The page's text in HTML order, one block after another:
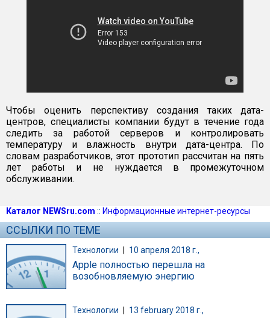
Чтобы оценить перспективу создания таких дата-
центров, специалисты компании будут в течение года
следить за работой серверов и контролировать
температуру и влажность внутри дата-центра. По
словам разработчиков, этот прототип рассчитан на пять
лет работы и не нуждается в промежуточном
обслуживании.
Каталог NEWSru.com :: Информационные интернет-ресурсы
ССЫЛКИ ПО ТЕМЕ
Технологии | 10 апреля 2018 г.,
Apple полностью перешла на
возобновляемую энергию
Технологии 13 february 2018 г.,